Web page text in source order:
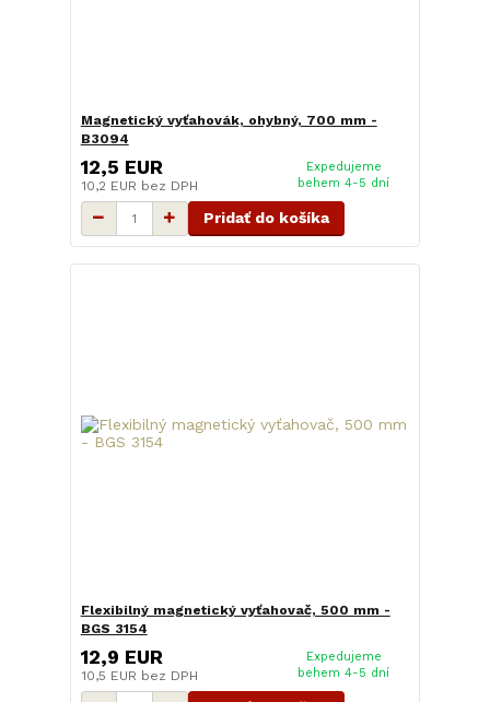
Magnetický vyťahovák, ohybný, 700 mm -
B3094
12,5 EUR
10,2 EUR bez DPH
Expedujeme
behem 4-5 dní
Pridať do košíka
Flexibilný magnetický vyťahovač, 500 mm -
BGS 3154
12,9 EUR
10,5 EUR bez DPH
Expedujeme
behem 4-5 dní